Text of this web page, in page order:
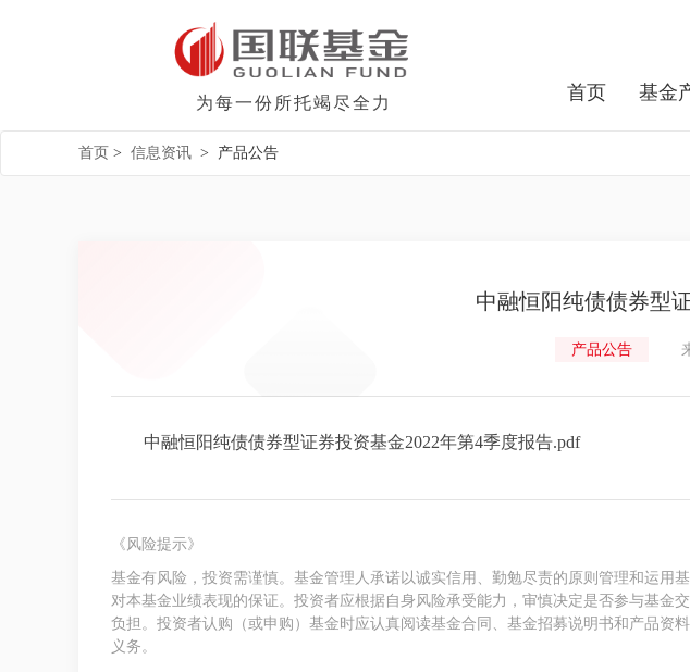
为每一份所托竭尽全力 首页 基金
首页 > 信息资讯 > 产品公告
中融恒阳纯债债券型
产品公告
中融恒阳纯债债券型证券投资基金2022年第4季度报告.pdf
《风险提示》
基金有风险，投资需谨慎。基金管理人承诺以诚实信用、勤勉尽责的原则管理和运
对本基金业绩表现的保证。投资者应根据自身风险承受能力，审慎决定是否参与基
负担。投资者认购（或申购）基金时应认真阅读基金合同、基金招募说明书和产品
义务。